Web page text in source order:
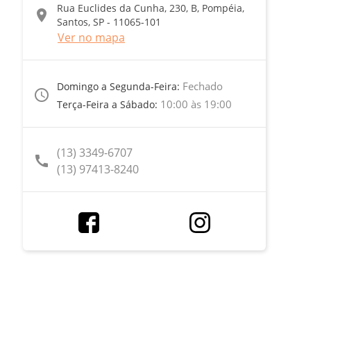
location_on
Rua Euclides da Cunha, 230, B, Pompéia,
Santos, SP - 11065-101
Ver no mapa
access_time
Domingo a Segunda-Feira: Fechado
Terça-Feira a Sábado: 10:00 às 19:00
call (13) 3349-6707
(13) 97413-8240